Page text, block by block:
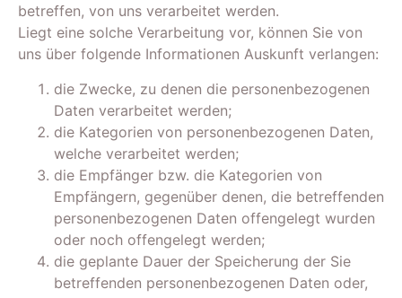
betreffen, von uns verarbeitet werden.
Liegt eine solche Verarbeitung vor, können Sie von
uns über folgende Informationen Auskunft verlangen:
die Zwecke, zu denen die personenbezogenen
Daten verarbeitet werden;
die Kategorien von personenbezogenen Daten,
welche verarbeitet werden;
die Empfänger bzw. die Kategorien von
Empfängern, gegenüber denen, die betreffenden
personenbezogenen Daten offengelegt wurden
oder noch offengelegt werden;
die geplante Dauer der Speicherung der Sie
betreffenden personenbezogenen Daten oder,